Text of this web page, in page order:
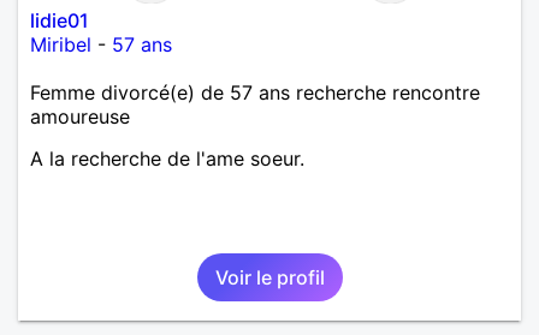
lidie01
Miribel - 57 ans
Femme divorcé(e) de 57 ans recherche rencontre
amoureuse
A la recherche de l'ame soeur.
Voir le profil